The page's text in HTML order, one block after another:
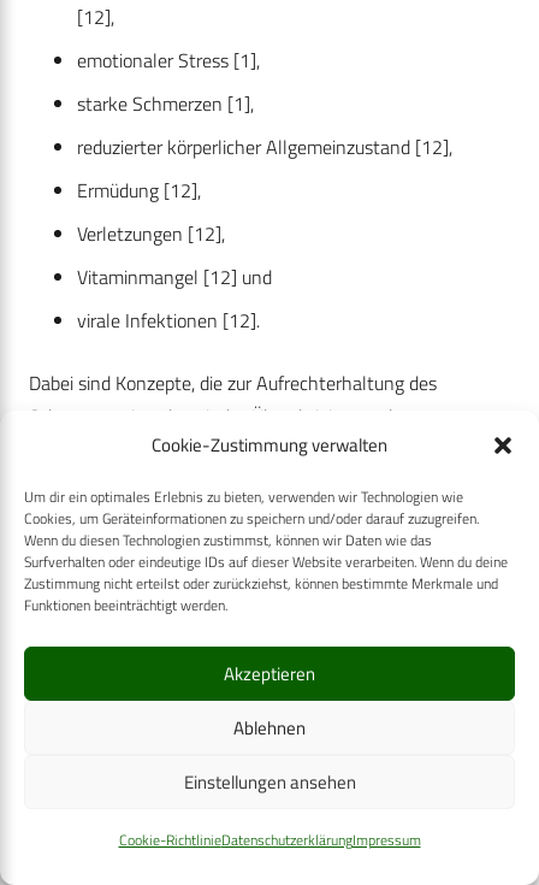
Cookie-Zustimmung verwalten
Um dir ein optimales Erlebnis zu bieten, verwenden wir Technologien wie
Cookies, um Geräteinformationen zu speichern und/oder darauf zuzugreifen.
Wenn du diesen Technologien zustimmst, können wir Daten wie das
Surfverhalten oder eindeutige IDs auf dieser Website verarbeiten. Wenn du deine
Zustimmung nicht erteilst oder zurückziehst, können bestimmte Merkmale und
Funktionen beeinträchtigt werden.
Akzeptieren
Ablehnen
Einstellungen ansehen
Cookie-RichtlinieDatenschutzerklärungImpressum
[12],
emotionaler Stress [1],
starke Schmerzen [1],
reduzierter körperlicher Allgemeinzustand [12],
Ermüdung [12],
Verletzungen [12],
Vitaminmangel [12] und
virale Infektionen [12].
Dabei sind Konzepte, die zur Aufrechterhaltung des
Schmerzes eine chronische Überaktivierung des gesamten
lädierten Muskels annehmen, nach aktuellem
Kenntnisstand allerdings unzutreffend, da die typische
Reaktion des schmerzhaften Muskels in einer Hemmung
der Aktivität besteht. Vorstellungen, die von einer
differenzierten Überlastung diskreter intramuskulärer
Regionen ausgehen, können hier plausiblere Erklärungen
liefern [27].
Symptome
wurden von FREESMEYER [13] folgendermaßen